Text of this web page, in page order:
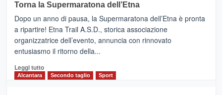
BROOKS
SuperMaratona
dell’Etna,
presentata
l’edizione
2026
Torna la Supermaratona dell’Etna
Dopo un anno di pausa, la Supermaratona dell’Etna è pronta
a ripartire! Etna Trail A.S.D., storica associazione
organizzatrice dell’evento, annuncia con rinnovato
entusiasmo il ritorno della...
Leggi tuttoLeggi
Alcantara Secondo taglio Sport